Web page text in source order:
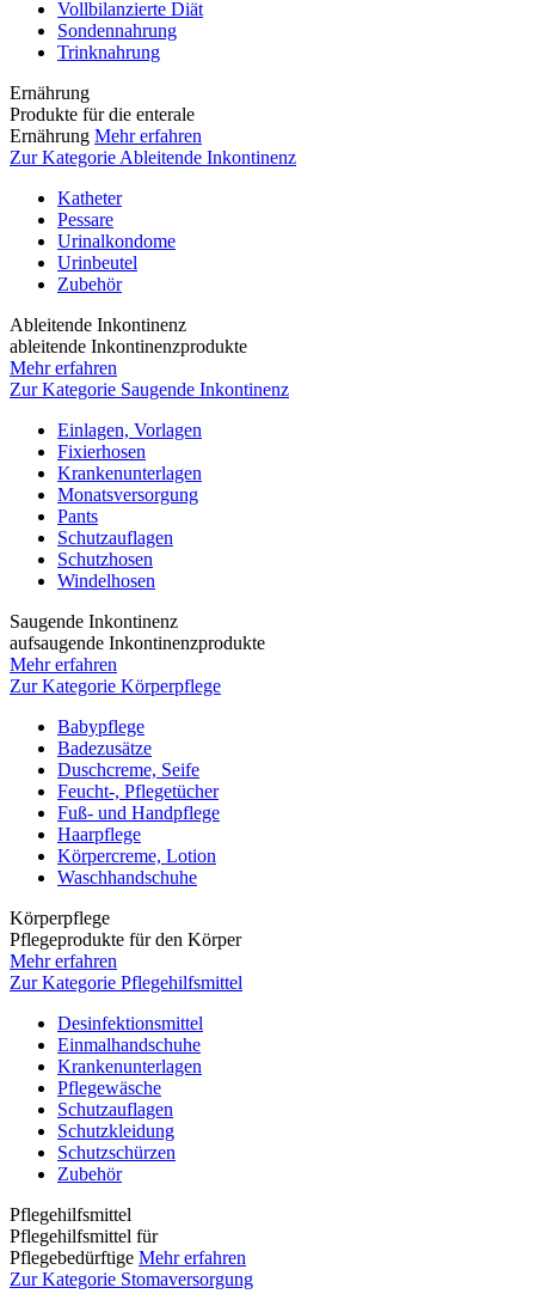
Vollbilanzierte Diät
Sondennahrung
Trinknahrung
Ernährung
Produkte für die enterale
Ernährung Mehr erfahren
Zur Kategorie Ableitende Inkontinenz
Katheter
Pessare
Urinalkondome
Urinbeutel
Zubehör
Ableitende Inkontinenz
ableitende Inkontinenzprodukte
Mehr erfahren
Zur Kategorie Saugende Inkontinenz
Einlagen, Vorlagen
Fixierhosen
Krankenunterlagen
Monatsversorgung
Pants
Schutzauflagen
Schutzhosen
Windelhosen
Saugende Inkontinenz
aufsaugende Inkontinenzprodukte
Mehr erfahren
Zur Kategorie Körperpflege
Babypflege
Badezusätze
Duschcreme, Seife
Feucht-, Pflegetücher
Fuß- und Handpflege
Haarpflege
Körpercreme, Lotion
Waschhandschuhe
Körperpflege
Pflegeprodukte für den Körper
Mehr erfahren
Zur Kategorie Pflegehilfsmittel
Desinfektionsmittel
Einmalhandschuhe
Krankenunterlagen
Pflegewäsche
Schutzauflagen
Schutzkleidung
Schutzschürzen
Zubehör
Pflegehilfsmittel
Pflegehilfsmittel für
Pflegebedürftige Mehr erfahren
Zur Kategorie Stomaversorgung